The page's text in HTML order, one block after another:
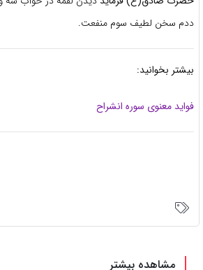
ددم سخن لطیف سوم منفعت.
بیشتر بخوانید:
فواید معنوی سوره انشراح
مشاهده بیشتر